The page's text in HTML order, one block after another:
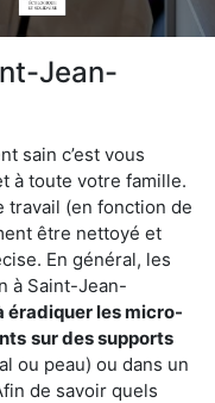
Jean-
sain c’est vous
à toute votre famille.
travail (en fonction de
être nettoyé et
En général, les
à Saint-Jean-
éradiquer les micro-
sur des supports
ou peau) ou dans un
de savoir quels